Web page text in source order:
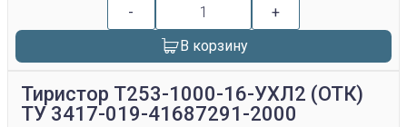
-
+
В корзину
Тиристор Т253-1000-16-УХЛ2 (ОТК)
ТУ 3417-019-41687291-2000